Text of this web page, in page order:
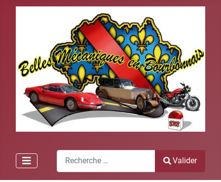
Recherche
Valider